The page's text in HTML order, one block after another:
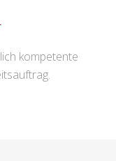
kompetente